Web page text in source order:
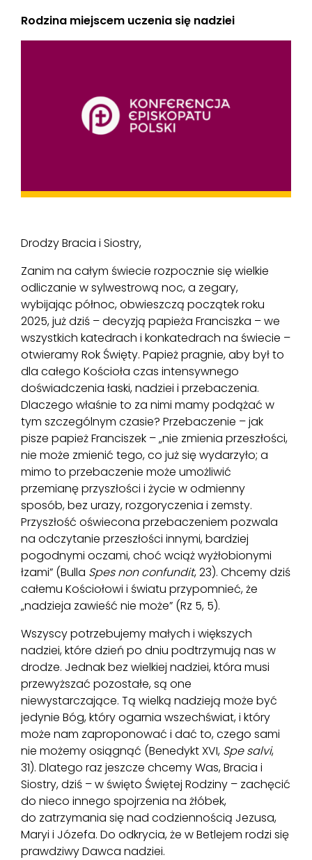
Rodzina miejscem uczenia się nadziei
Drodzy Bracia i Siostry,
Zanim na całym świecie rozpocznie się wielkie
odliczanie w sylwestrową noc, a zegary,
wybijając północ, obwieszczą początek roku
2025, już dziś – decyzją papieża Franciszka – we
wszystkich katedrach i konkatedrach na świecie –
otwieramy Rok Święty. Papież pragnie, aby był to
dla całego Kościoła czas intensywnego
doświadczenia łaski, nadziei i przebaczenia.
Dlaczego właśnie to za nimi mamy podążać w
tym szczególnym czasie? Przebaczenie – jak
pisze papież Franciszek – „nie zmienia przeszłości,
nie może zmienić tego, co już się wydarzyło; a
mimo to przebaczenie może umożliwić
przemianę przyszłości i życie w odmienny
sposób, bez urazy, rozgoryczenia i zemsty.
Przyszłość oświecona przebaczeniem pozwala
na odczytanie przeszłości innymi, bardziej
pogodnymi oczami, choć wciąż wyżłobionymi
łzami” (Bulla Spes non confundit, 23). Chcemy dziś
całemu Kościołowi i światu przypomnieć, że
„nadzieja zawieść nie może” (Rz 5, 5).
Wszyscy potrzebujemy małych i większych
nadziei, które dzień po dniu podtrzymują nas w
drodze. Jednak bez wielkiej nadziei, która musi
przewyższać pozostałe, są one
niewystarczające. Tą wielką nadzieją może być
jedynie Bóg, który ogarnia wszechświat, i który
może nam zaproponować i dać to, czego sami
nie możemy osiągnąć (Benedykt XVI, Spe salvi,
31). Dlatego raz jeszcze chcemy Was, Bracia i
Siostry, dziś – w święto Świętej Rodziny – zachęcić
do nieco innego spojrzenia na żłóbek,
do zatrzymania się nad codziennością Jezusa,
Maryi i Józefa. Do odkrycia, że w Betlejem rodzi się
prawdziwy Dawca nadziei.